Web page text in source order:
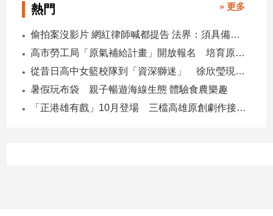
食
星
座/
費
熱門 » 更多
偷拍案沒影片 網紅律師喊都提告 法界：須具備侵權要件
高市勞工局「原氣補給計畫」開放報名 培育原民青年就業力與部落創新
從昔日高中女籃校隊到「資深獅迷」 徐欣瑩現身攻城獅開訓為球隊加油
暑假玩布袋 親子暢遊海線生態 體驗食農樂趣
「正港雄有戲」10月登場 三檔高雄原創劇作接力演出